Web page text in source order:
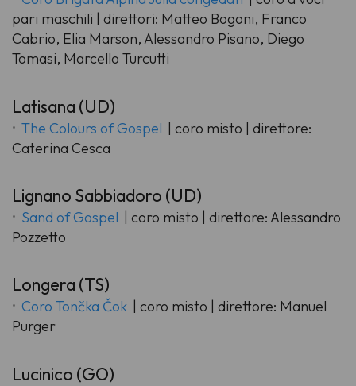
pari maschili | direttori: Matteo Bogoni, Franco
Cabrio, Elia Marson, Alessandro Pisano, Diego
Tomasi, Marcello Turcutti
Latisana (UD)
The Colours of Gospel | coro misto | direttore:
Caterina Cesca
Lignano Sabbiadoro (UD)
Sand of Gospel | coro misto | direttore: Alessandro
Pozzetto
Longera (TS)
Coro Tončka Čok | coro misto | direttore: Manuel
Purger
Lucinico (GO)